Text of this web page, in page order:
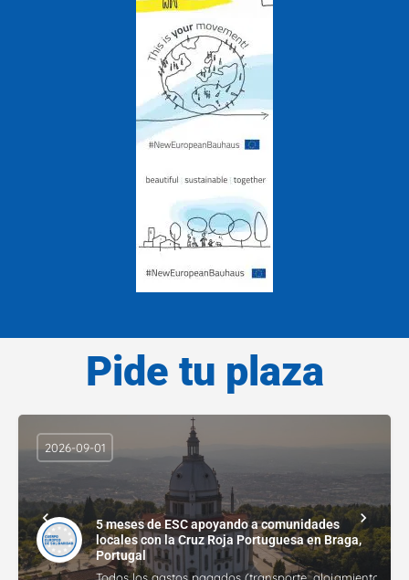
Pide tu plaza
5 meses de ESC apoyando a comunidades
locales con la Cruz Roja Portuguesa en Braga,
Portugal
2026-09-01